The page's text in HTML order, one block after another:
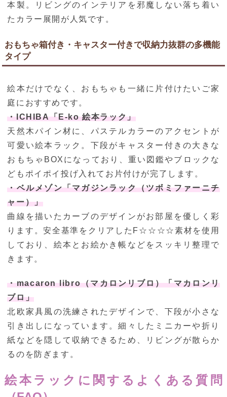
本製。リビングのインテリアを邪魔しない落ち着い
たカラー展開が人気です。
おもちゃ箱付き・キャスター付きで収納力抜群の多機能
タイプ
絵本だけでなく、おもちゃも一緒に片付けたいご家
庭におすすめです。
・ICHIBA「E-ko 絵本ラック」
天然木パイン材に、パステルカラーのアクセントが
可愛い絵本ラック。下段がキャスター付きの大きな
おもちゃBOXになっており、重い図鑑やブロックな
どもポイポイ投げ入れてお片付けが完了します。
・ベルメゾン「マガジンラック（ツボミファーニチ
ャー）」
曲線を描いたカーブのデザインがお部屋を優しく彩
ります。安全基準をクリアしたF☆☆☆☆素材を使用
しており、絵本とお絵かき帳などをスッキリ整理で
きます。
・macaron libro（マカロンリブロ）「マカロンリ
ブロ」
北欧家具風の洗練されたデザインで、下段が小さな
引き出しになっています。細々したミニカーや折り
紙などを隠して収納できるため、リビングが散らか
るのを防ぎます。
絵本ラックに関するよくある質問